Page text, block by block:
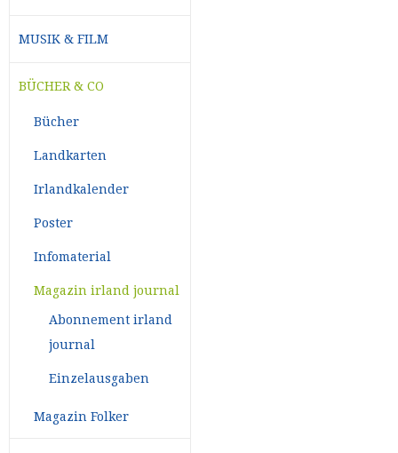
MUSIK & FILM
BÜCHER & CO
Bücher
Landkarten
Irlandkalender
Poster
Infomaterial
Magazin irland journal
Abonnement irland
journal
Einzelausgaben
Magazin Folker